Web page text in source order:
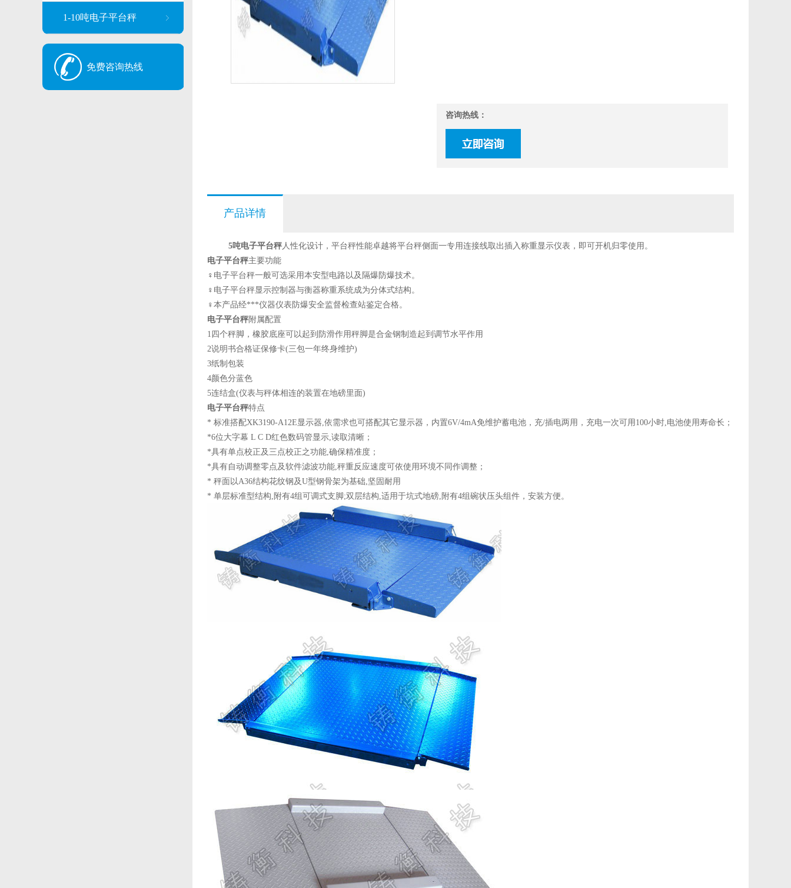
1-10吨电子平台秤
免费咨询热线
咨询热线：
产品详情
5吨电子平台秤人性化设计，平台秤性能卓越将平台秤侧面一专用连接线取出插入称重显示仪表，即可开机归零使用。
电子平台秤主要功能
♀电子平台秤一般可选采用本安型电路以及隔爆防爆技术。
♀电子平台秤显示控制器与衡器称重系统成为分体式结构。
♀本产品经***仪器仪表防爆安全监督检查站鉴定合格。
电子平台秤附属配置
1四个秤脚，橡胶底座可以起到防滑作用秤脚是合金钢制造起到调节水平作用
2说明书合格证保修卡(三包一年终身维护)
3纸制包装
4颜色分蓝色
5连结盒(仪表与秤体相连的装置在地磅里面)
电子平台秤特点
* 标准搭配XK3190-A12E显示器,依需求也可搭配其它显示器，内置6V/4mA免维护蓄电池，充/插电两用，充电一次可用100小时,电池使用寿命长；
*6位大字幕 L C D红色数码管显示,读取清晰；
*具有单点校正及三点校正之功能,确保精准度；
*具有自动调整零点及软件滤波功能,秤重反应速度可依使用环境不同作调整；
* 秤面以A36结构花纹钢及U型钢骨架为基础,坚固耐用
* 单层标准型结构,附有4组可调式支脚;双层结构,适用于坑式地磅,附有4组碗状压头组件，安装方便。